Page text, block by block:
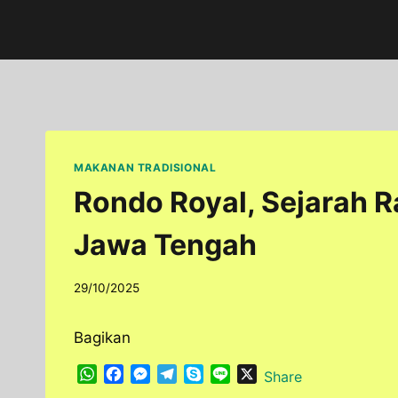
content
MAKANAN TRADISIONAL
Rondo Royal, Sejarah
Jawa Tengah
By
29/10/2025
Bagikan
W
M
XShare